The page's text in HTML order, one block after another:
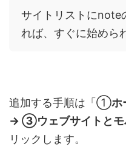
サイトリストにnote
れば、すぐに始めら
追加する手順は「①ホ
→ ③ウェブサイトとモ
リックします。